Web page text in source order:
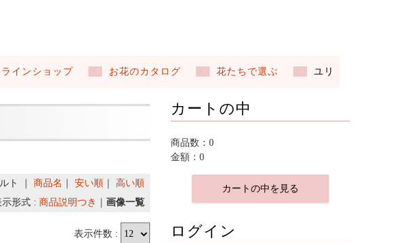
インショップ お花のカタログ 花たちで選ぶ ユリ
ト ｜ 商品名 安い順｜ 高い順
示形式 : 商品説明つき 画像一覧
表示件数 :
カートの中
商品数：0
金額：0
カートの中を見る
ログイン